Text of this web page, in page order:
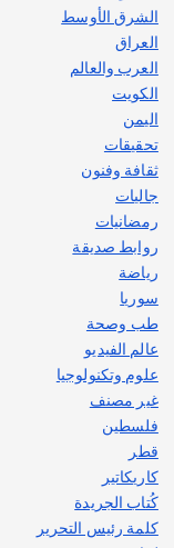
الشرق الأوسط
العراق
العرب والعالم
الكويت
اليمن
تحقيقات
ثقافة وفنون
جاليات
رمضانيات
روابط صديقة
رياضة
سوريا
طب وصحة
عالم الفيديو
علوم وتكنولوجيا
غير مصنف
فلسطين
قطر
كاريكاتير
كُتاب الجريدة
كلمة رئيس التحرير